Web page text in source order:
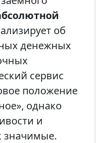
об
денежных
сервис
положение
однако
и
значимые.